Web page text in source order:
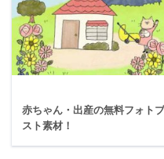
赤ちゃん・出産の無料フォト
スト素材！